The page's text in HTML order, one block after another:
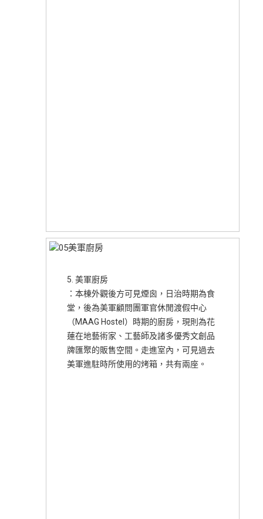
5. 美軍廚房
：本棟外觀後方可見煙囪，日治時期為食
堂，後為美軍顧問團軍官休閒渡假中心
（MAAG Hostel）時期的廚房，現則為花
蓮在地藝術家、工藝師及諸多優秀文創品
牌匯聚的販售空間。走進室內，可見過去
美軍進駐時所使用的烤箱，共有兩座。